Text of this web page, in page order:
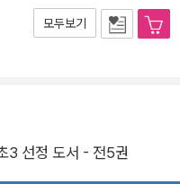
모두보기
3 선정 도서 - 전5권